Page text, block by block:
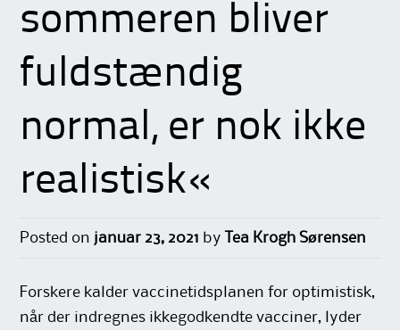
sommeren bliver
fuldstændig
normal, er nok ikke
realistisk«
Posted on januar 23, 2021 by Tea Krogh Sørensen
Forskere kalder vaccinetidsplanen for optimistisk,
når der indregnes ikkegodkendte vacciner, lyder